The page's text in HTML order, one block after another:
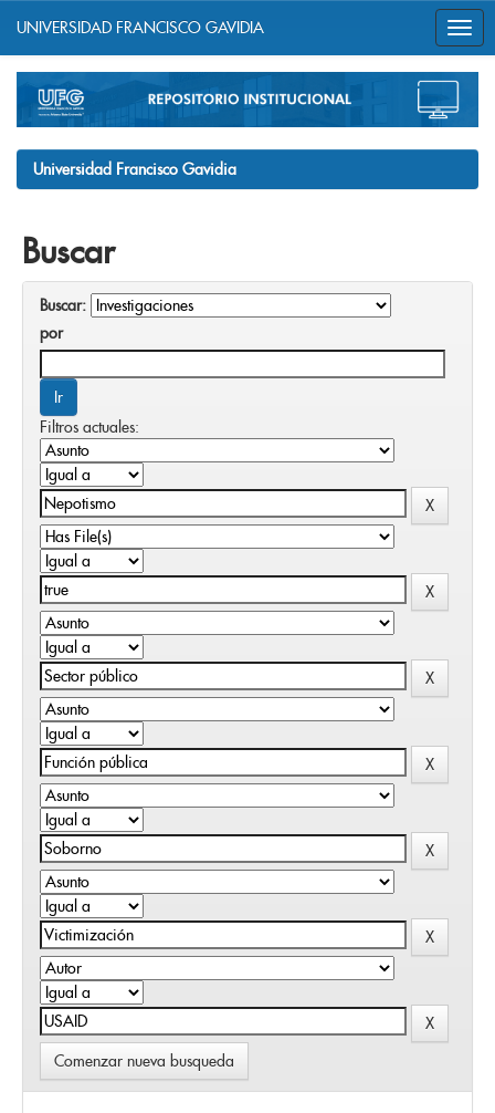
navigation
UNIVERSIDAD FRANCISCO GAVIDIA
Universidad Francisco Gavidia
Buscar
Buscar:
por
Filtros actuales:
Comenzar nueva busqueda